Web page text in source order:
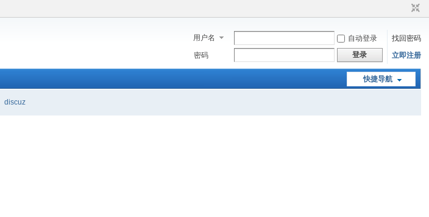
用户名 自动登录
找回密码
密码
登录 立即注册
快捷导航
discuz